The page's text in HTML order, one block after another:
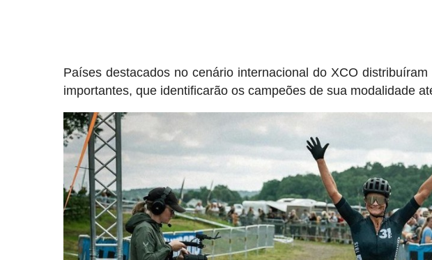
Países destacados no cenário internacional do XCO
importantes, que identificarão os campeões de sua modalidade